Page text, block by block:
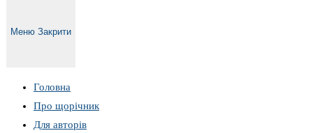
Меню Закрити
Головна
Про щорічник
Для авторів